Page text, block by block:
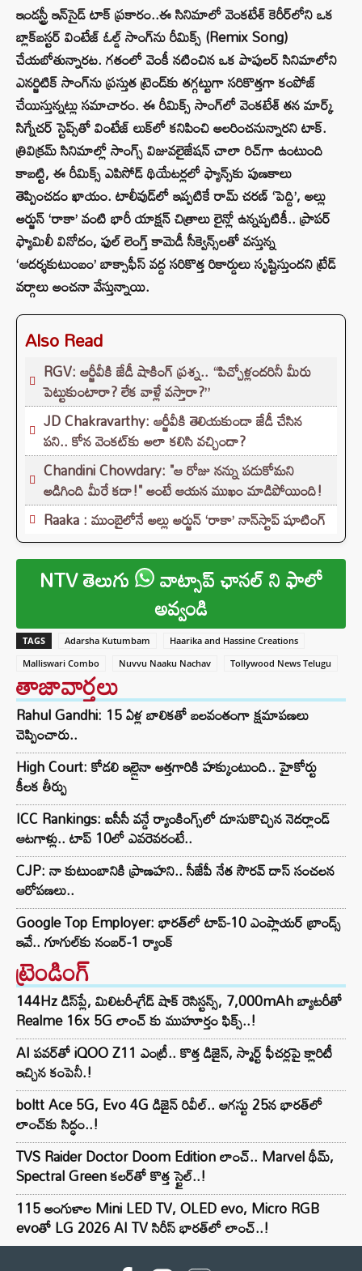
ఇండస్ట్రీ ఇన్‌సైడ్ టాక్ ప్రకారం..ఈ సినిమాలో వెంకటేశ్ కెరీర్‌లోని ఒక
బ్లాక్‌బస్టర్ వింటేజ్ ఓల్డ్ సాంగ్‌ను రీమిక్స్ (Remix Song)
చేయబోతున్నారట. గతంలో వెంకీ నటించిన ఒక పాపులర్ సినిమాలోని
ఎనర్జిటిక్ సాంగ్‌ను ప్రస్తుత ట్రెండ్‌కు తగ్గట్టుగా సరికొత్తగా కంపోజ్
చేయిస్తున్నట్లు సమాచారం. ఈ రీమిక్స్ సాంగ్‌లో వెంకటేశ్ తన మార్క్
సిగ్నేచర్ స్టెప్స్‌తో వింటేజ్ లుక్‌లో కనిపించి అలరించనున్నారని టాక్.
త్రివిక్రమ్ సినిమాల్లో సాంగ్స్ విజువలైజేషన్ చాలా రిచ్‌గా ఉంటుంది
కాబట్టి, ఈ రీమిక్స్ ఎపిసోడ్ థియేటర్లలో ఫ్యాన్స్‌కు పుణకాలు
తెప్పించడం ఖాయం. టాలీవుడ్‌లో ఇప్పటికే రామ్ చరణ్ ‘పెద్ది’, అల్లు
అర్జున్ ‘రాకా’ వంటి భారీ యాక్షన్ చిత్రాలు లైన్లో ఉన్నప్పటికీ.. ప్రాపర్
ఫ్యామిలీ వినోదం, ఫుల్ లెంగ్త్ కామెడీ సీక్వెన్స్‌లతో వస్తున్న
‘ఆదర్శకుటుంబం’ బాక్సాఫీస్ వద్ద సరికొత్త రికార్డులు సృష్టిస్తుందని ట్రేడ్
వర్గాలు అంచనా వేస్తున్నాయి.
Also Read
RGV: ఆర్జీవీకి జేడీ షాకింగ్ ప్రశ్న.. “పిచ్చోళ్లందరినీ మీరు
పెట్టుకుంటారా? లేక వాళ్లే వస్తారా?”
JD Chakravarthy: ఆర్జీవీకి తెలియకుండా జేడీ చేసిన
పని.. కోన వెంకట్‌కు అలా కలిసి వచ్చిందా?
Chandini Chowdary: "ఆ రోజు నన్ను పడుకోమని
అడిగింది మీరే కదా!" అంటే ఆయన ముఖం మాడిపోయింది!
Raaka : ముంబైలోనే అల్లు అర్జున్ ‘రాకా’ నాన్‌స్టాప్ షూటింగ్
NTV తెలుగు వాట్సాప్ ఛానల్ ని ఫాలో
అవ్వండి
TAGS Adarsha Kutumbam
Haarika and Hassine Creations
Malliswari Combo
Nuvvu Naaku Nachav Tollywood News Telugu
తాజావార్తలు
Rahul Gandhi: 15 ఏళ్ల బాలికతో బలవంతంగా క్షమాపణలు
చెప్పించారు..
High Court: కోడలి ఇల్లైనా అత్తగారికి హక్కుంటుంది.. హైకోర్టు
కీలక తీర్పు
ICC Rankings: ఐసీసీ వన్డే ర్యాంకింగ్స్‌లో దూసుకొచ్చిన నెదర్లాండ్
ఆటగాళ్లు.. టాప్ 10లో ఎవరెవరంటే..
CJP: నా కుటుంబానికి ప్రాణహని.. సీజేపీ నేత సౌరవ్ దాస్ సంచలన
ఆరోపణలు..
Google Top Employer: భారత్‌లో టాప్-10 ఎంప్లాయర్ బ్రాండ్స్
ఇవే.. గూగుల్‌కు నంబర్-1 ర్యాంక్
ట్రెండింగ్‌
144Hz డిస్‌ప్లే, మిలిటరీ-గ్రేడ్ షాక్ రెసిస్టన్స్, 7,000mAh బ్యాటరీతో
Realme 16x 5G లాంచ్ కు ముహూర్తం ఫిక్స్..!
AI పవర్‌తో iQOO Z11 ఎంట్రీ.. కొత్త డిజైన్, స్మార్ట్ ఫీచర్లపై క్లారిటీ
ఇచ్చిన కంపెనీ.!
boltt Ace 5G, Evo 4G డిజైన్ రివీల్.. ఆగస్టు 25న భారత్‌లో
లాంచ్‌కు సిద్ధం..!
TVS Raider Doctor Doom Edition లాంచ్.. Marvel థీమ్,
Spectral Green కలర్‌తో కొత్త స్టైల్..!
115 అంగుళాల Mini LED TV, OLED evo, Micro RGB
evoతో LG 2026 AI TV సిరీస్ భారత్‌లో లాంచ్..!